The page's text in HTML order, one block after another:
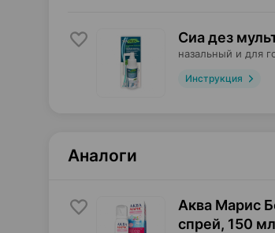
Сиа дез
назальный и для
Инструкция
Аналоги
Аква Марис
спрей, 150 мл